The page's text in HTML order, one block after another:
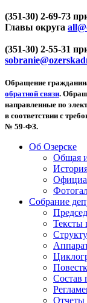
(351-30) 2-69-73
Главы округа
(351-30) 2-55-31
Обращение
обратной связи.
направленные по
в соответствии с
№ 59-ФЗ.
Об Озерске
Общая
Собрание
Тексты
Состав
Отчеты